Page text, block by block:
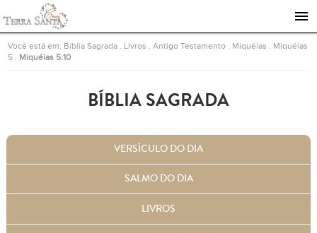
Ir para a página inicial
Você está em: Bíblia Sagrada Livros .Antigo Testamento Miquéias
Miquéias
5
Miquéias 5:10
BÍBLIA SAGRADA
VERSÍCULO DO DIA
SALMO DO DIA
LIVROS